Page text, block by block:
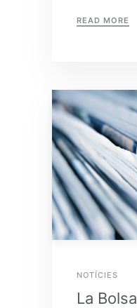
READ MORE
NOTÍCIES
La